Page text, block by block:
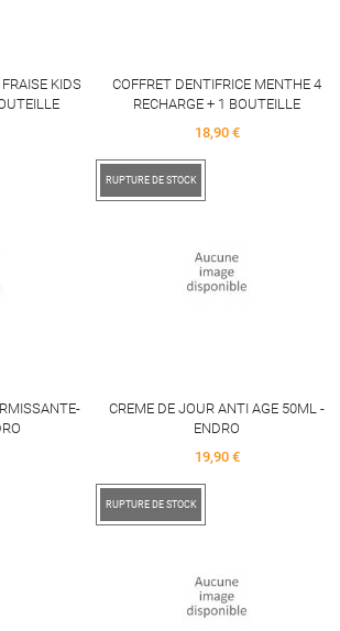
KIDS
COFFRET DENTIFRICE MENTHE 4
RECHARGE + 1 BOUTEILLE
Price
18,90 €
RUPTURE DE STOCK
CREME DE JOUR ANTI AGE 50ML -
ENDRO
Price
19,90 €
RUPTURE DE STOCK